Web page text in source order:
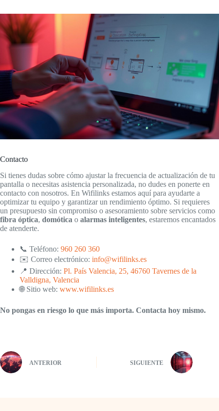
Contacto
Si tienes dudas sobre cómo ajustar la frecuencia de actualización de tu
pantalla o necesitas asistencia personalizada, no dudes en ponerte en
contacto con nosotros. En Wifilinks estamos aquí para ayudarte a
optimizar tu equipo y garantizar un rendimiento óptimo. Si requieres
un presupuesto sin compromiso o asesoramiento sobre servicios como
fibra óptica, domótica o alarmas inteligentes, estaremos encantados
de atenderte.
📞 Teléfono: 960 260 360
✉️ Correo electrónico: info@wifilinks.es
📍 Dirección: Pl. País Valencia, 25, 46760 Tavernes de la
Valldigna, Valencia
🌐 Sitio web: www.wifilinks.es
No pongas en riesgo lo que más importa. Contacta hoy mismo.
ANTERIOR SIGUIENTE